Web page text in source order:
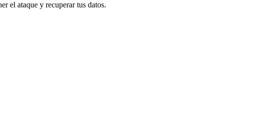
el ataque y recuperar tus datos.